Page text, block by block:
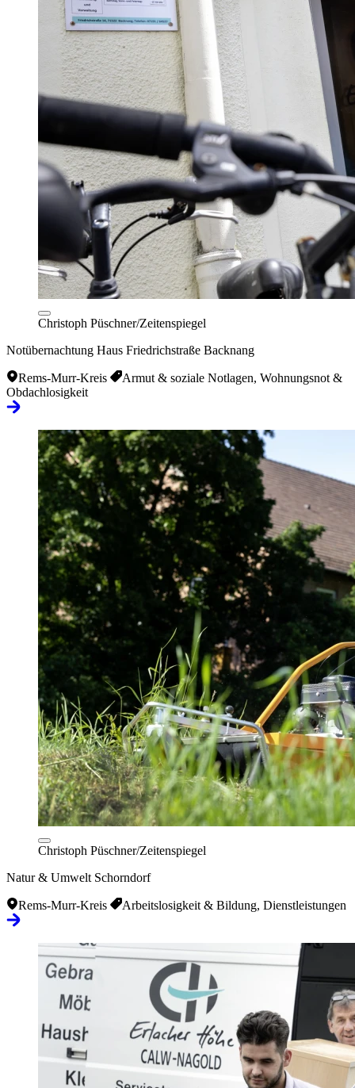
Christoph Püschner/Zeitenspiegel
Notübernachtung Haus Friedrichstraße Backnang
Rems-Murr-Kreis
Armut & soziale Notlagen, Wohnungsnot &
Obdachlosigkeit
Christoph Püschner/Zeitenspiegel
Natur & Umwelt Schorndorf
Rems-Murr-Kreis Arbeitslosigkeit & Bildung, Dienstleistungen